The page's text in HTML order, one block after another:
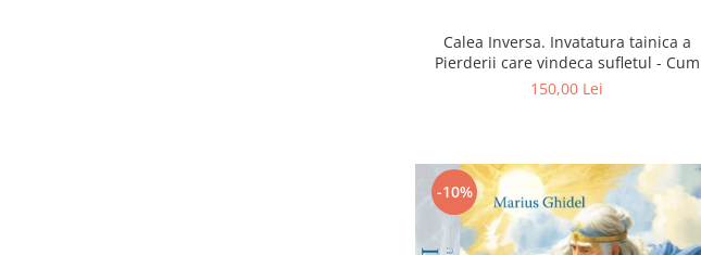
Calea Inversa. Invatatura tainica a
Pierderii care vindeca sufletul - Cum
Pierderea, durerea si renuntarea devin
150,00 Lei
-10%